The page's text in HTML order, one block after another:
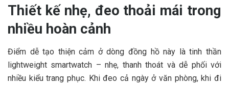
Thiết kế nhẹ, đeo thoải mái trong
nhiều hoàn cảnh
Điểm dễ tạo thiện cảm ở dòng đồng hồ này là tinh thần
lightweight smartwatch – nhẹ, thanh thoát và dễ phối với
nhiều kiểu trang phục. Khi đeo cả ngày ở văn phòng, khi đi